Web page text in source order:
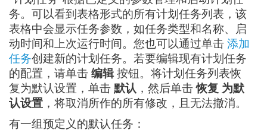
务。可以看到表格形式的所有计划任务列表，该
表格中会显示任务参数，如任务类型和名称、启
动时间和上次运行时间。您也可以通过单击 添加
任务创建新的计划任务。若要编辑现有计划任务
的配置，请单击 编辑按钮。将计划任务列表恢
复为默认设置，单击 默认 ，然后单击恢复 为默
认设置 ，将取消所作的所有修改，且无法撤消。
有一组预定义的默认任务：